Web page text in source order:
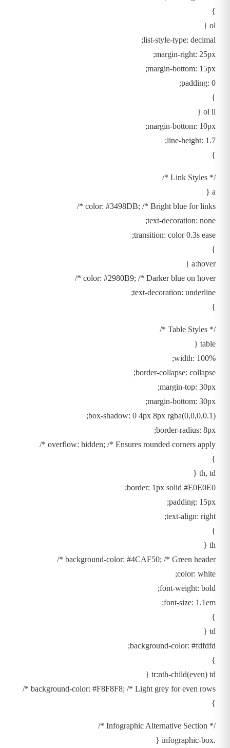
}
ol {
list-style-type: decimal;
margin-right: 25px;
margin-bottom: 15px;
padding: 0;
}
ol li {
margin-bottom: 10px;
line-height: 1.7;
}
/* Link Styles */
a {
color: #3498DB; /* Bright blue for links */
text-decoration: none;
transition: color 0.3s ease;
}
a:hover {
color: #2980B9; /* Darker blue on hover */
text-decoration: underline;
}
/* Table Styles */
table {
width: 100%;
border-collapse: collapse;
margin-top: 30px;
margin-bottom: 30px;
box-shadow: 0 4px 8px rgba(0,0,0,0.1);
border-radius: 8px;
overflow: hidden; /* Ensures rounded corners apply */
}
th, td {
border: 1px solid #E0E0E0;
padding: 15px;
text-align: right;
}
th {
background-color: #4CAF50; /* Green header */
color: white;
font-weight: bold;
font-size: 1.1em;
}
td {
background-color: #fdfdfd;
}
tr:nth-child(even) td {
background-color: #F8F8F8; /* Light grey for even rows */
}
/* Infographic Alternative Section */
.infographic-box {